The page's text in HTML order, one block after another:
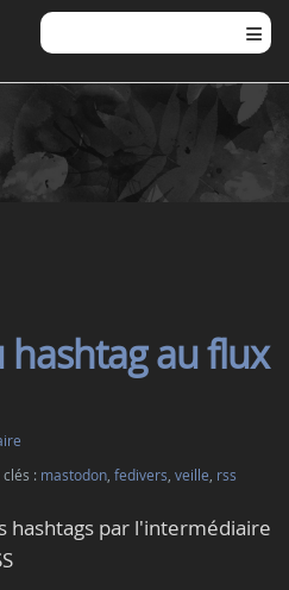
hashtag au flux
: mastodon fedivers veille rss
hashtags par l'intermédiaire